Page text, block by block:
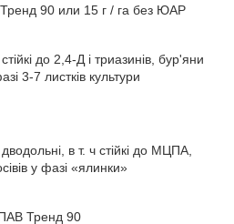
90 или 15 г / га без ЮАР
до 2,4-Д і триазинів, бур'яни
3-7 листків культури
в т. ч стійкі до МЦПА,
у фазі «ялинки»
Тренд 90